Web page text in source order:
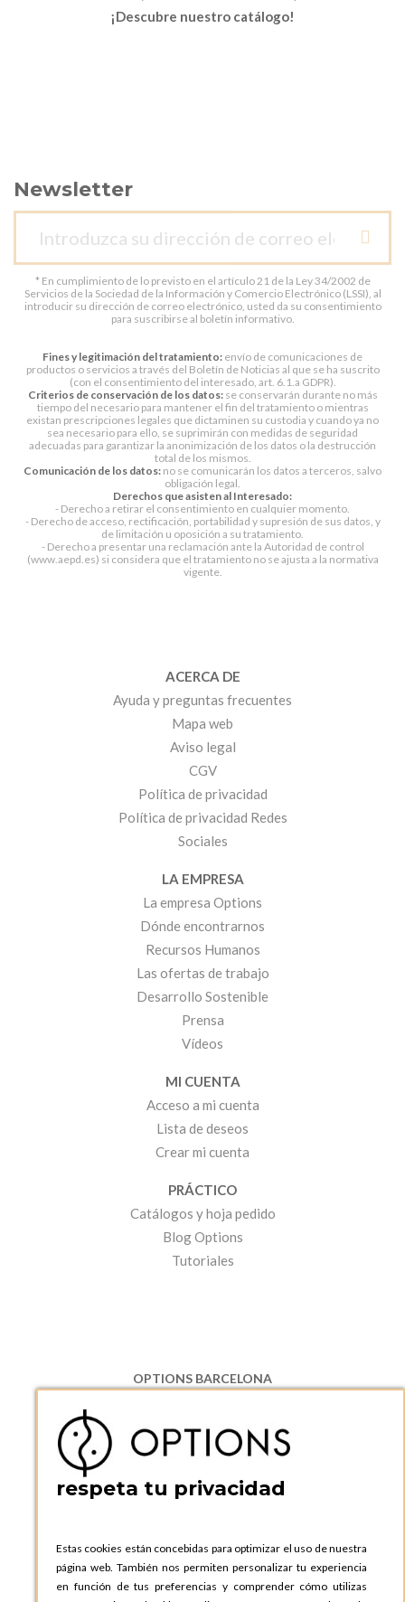
¡Descubre nuestro catálogo!
Newsletter
* En cumplimiento de lo previsto en el artículo 21 de la Ley 34/2002 de
Servicios de la Sociedad de la Información y Comercio Electrónico (LSSI), al
introducir su dirección de correo electrónico, usted da su consentimiento
para suscribirse al boletín informativo.
Fines y legitimación del tratamiento: envío de comunicaciones de
productos o servicios a través del Boletín de Noticias al que se ha suscrito
(con el consentimiento del interesado, art. 6.1.a GDPR).
Criterios de conservación de los datos:se conservarán durante no más
tiempo del necesario para mantener el fin del tratamiento o mientras
existan prescripciones legales que dictaminen su custodia y cuando ya no
sea necesario para ello, se suprimirán con medidas de seguridad
adecuadas para garantizar la anonimización de los datos o la destrucción
total de los mismos.
Comunicación de los datos: no se comunicarán los datos a terceros, salvo
obligación legal.
Derechos que asisten al Interesado:
- Derecho a retirar el consentimiento en cualquier momento.
- Derecho de acceso, rectificación, portabilidad y supresión de sus datos, y
de limitación u oposición a su tratamiento.
- Derecho a presentar una reclamación ante la Autoridad de control
(www.aepd.es) si considera que el tratamiento no se ajusta a la normativa
vigente.
ACERCA DE
Ayuda y preguntas frecuentes
Mapa web
Aviso legal
CGV
Política de privacidad
Política de privacidad Redes
Sociales
LA EMPRESA
La empresa Options
Dónde encontrarnos
Recursos Humanos
Las ofertas de trabajo
Desarrollo Sostenible
Prensa
Vídeos
MI CUENTA
Acceso a mi cuenta
Lista de deseos
Crear mi cuenta
PRÁCTICO
Catálogos y hoja pedido
Blog Options
Tutoriales
OPTIONS BARCELONA
08130 Santa Perpetua de Moguda, Barcelona
ESPAñA
Teléfono:
+34 935 724 041
OPTIONS BARCELONA SHOWROOM
ESPAñA
Teléfono:+34 935 724 041
respeta tu privacidad
Estas cookies están concebidas para optimizar el uso de nuestra
página web. También nos permiten personalizar tu experiencia
en función de tus preferencias y comprender cómo utilizas